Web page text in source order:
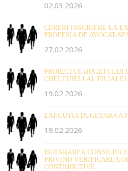
02.03.2026
CERERI INSCRIERE LA
PROFESIA DE AVOCAT-
27.02.2026
PROIECTUL BUGETULUI
CHELTUIELI AL FILIALEI
19.02.2026
EXECUTIA BUGETARA A
19.02.2026
HOTARAREA
PRIVIND VERIFICAREA
CONTRIBUTIVE